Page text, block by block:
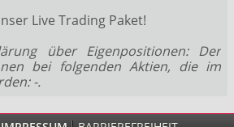
Live Trading Paket!
über Eigenpositionen: Der
bei folgenden Aktien, die im
-.